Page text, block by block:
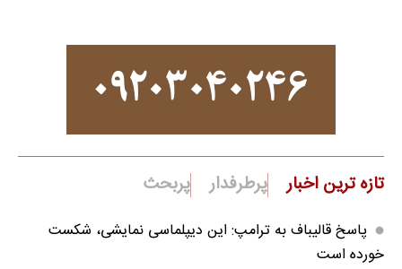
تازه ترین اخبار پرطرفدار پربحث
پاسخ قالیباف به ترامپ: این دیپلماسی نمایشی، شکست
خورده است